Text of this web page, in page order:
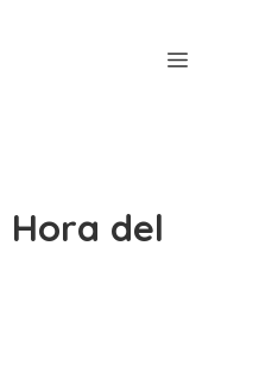
Menú
Hora del